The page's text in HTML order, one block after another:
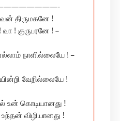
திருமகனே !
! குருபரனே ! –
நாளில்லையே ! –
வேறில்லையே !
உன் கொடியானது !
விழியானது !